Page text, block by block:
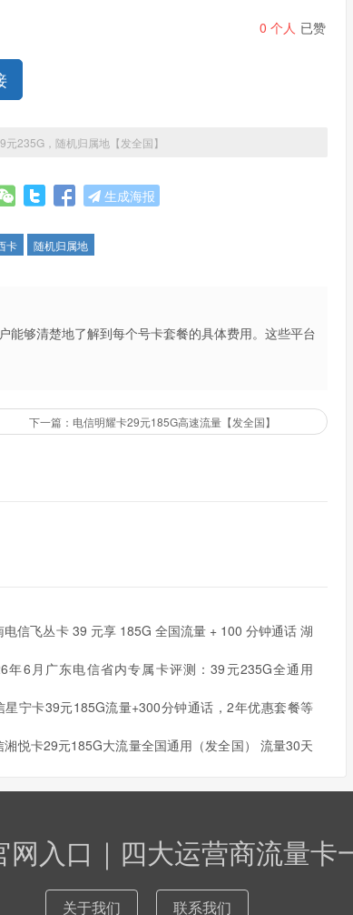
0 个人 已赞
元235G，随机归属地【发全国】
生成海报
卡 随机归属地
能够清楚地了解到每个号卡套餐的具体费用。这些平台
户的购买体验，也促进了市场的公平竞争。
下一篇：电信明耀卡29元185G高速流量【发全国】
电信飞丛卡 39 元享 185G 全国流量 + 100 分钟通话 湖
年6月广东电信省内专属卡评测：39元235G全通用
星宁卡39元185G流量+300分钟通话，2年优惠套餐等
湘悦卡29元185G大流量全国通用（发全国）流量30天
网入口｜四大运营商流量卡
关于我们 联系我们